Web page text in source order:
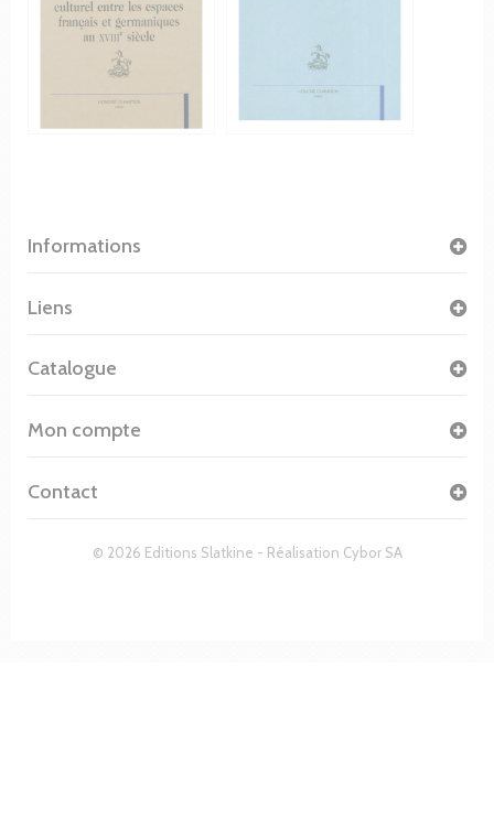
Informations
© 2026 Editions Slatkine - Réalisation Cybor SA
Liens
Catalogue
Mon compte
Contact